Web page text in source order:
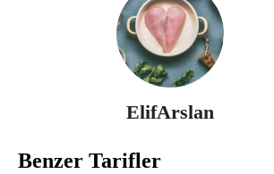
ElifArslan
Benzer Tarifler